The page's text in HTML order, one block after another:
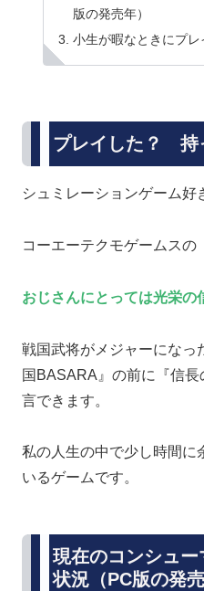
版の発売年）
小生が暇なときにプレ
プレイした？ 持
シュミレーションゲーム
コーエーテクモゲームスの
おじさんにとっては光栄の
戦国武将がメジャーになっ
国BASARA』の前に『信
言できます。
私の人生の中で少し時間に
いるゲームです。
現在のコンシュ
状況（PC版の発売